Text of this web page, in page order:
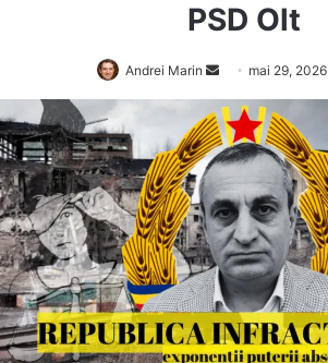
PSD Olt
Andrei Marin
Send
an
email
mai 29, 2026